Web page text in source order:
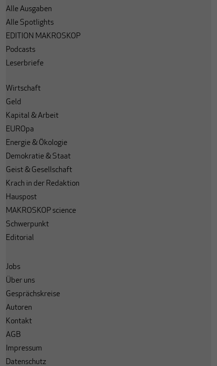
Alle Ausgaben
Alle Spotlights
EDITION MAKROSKOP
Podcasts
Leserbriefe
Wirtschaft
Geld
Kapital & Arbeit
EUROpa
Energie & Ökologie
Demokratie & Staat
Geist & Gesellschaft
Krach in der Redaktion
Hauspost
MAKROSKOP science
Schwerpunkt
Editorial
Jobs
Über uns
Gesprächskreise
Autoren
Kontakt
AGB
Impressum
Datenschutz